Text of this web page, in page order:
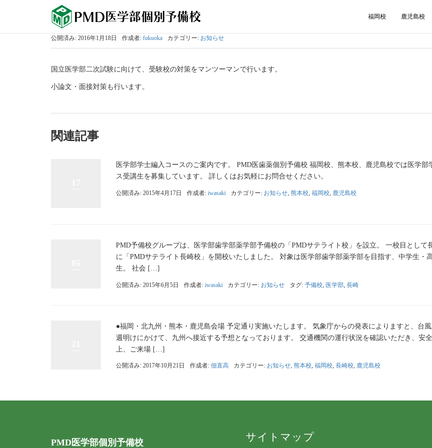
福岡校 鹿児島校
公開済み: 2016年1月18日 作成者: fukuoka カテゴリー: お知らせ
国立医学部二次試験に向けて、受験校の対策をマンツーマンで行います。
小論文・面接対策も行います。
関連記事
医学部学士編入コースのご案内です。 PMD医歯薬個別予備校 福岡校、熊本校、鹿児島校では医学部
ス受講生を募集しています。 詳しくはお気軽にお問合せください。
公開済み: 2015年4月17日 作成者: iwasaki カテゴリー: お知らせ 熊本校 福岡校 鹿児島校
PMD予備校グループは、医学部歯学部薬学部予備校の「PMDサテライト校」を設立。 一校目として
に「PMDサテライト長崎校」を開校いたしました。 対象は医学部歯学部薬学部を目指す、中学生・
生。 社会 […]
公開済み: 2015年6月5日 作成者: iwasaki カテゴリー: お知らせ タグ: 予備校 医学部 長崎
●福岡・北九州・熊本・鹿児島会場 予定通り実施いたします。 気象庁からの発表によりますと、台風
週明けにかけて、九州へ接近する予想となっております。 交通機関の運行状況を確認いただき、安
上、ご来場 […]
公開済み: 2017年10月21日 作成者: 佃直高 カテゴリー: お知らせ, 熊本校, 福岡校, 長崎校, 鹿児島校
PMD医学部個別予備校 サイトマップ